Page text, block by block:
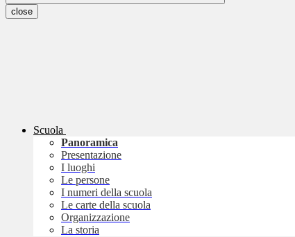
close
Scuola
Panoramica
Presentazione
I luoghi
Le persone
I numeri della scuola
Le carte della scuola
Organizzazione
La storia